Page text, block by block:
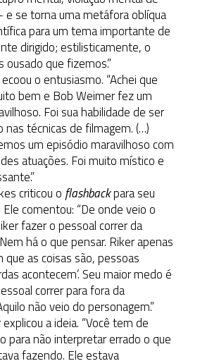
e se torna uma metáfora oblíqua
para um tema importante de
dirigido; estilisticamente, o
ousado que fizemos.”
o entusiasmo. “Achei que
bem e Bob Weimer fez um
Foi sua habilidade de ser
técnicas de filmagem. (…)
um episódio maravilhoso com
atuações. Foi muito místico e
criticou o flashbackpara seu
comentou: “De onde veio o
fazer o pessoal correr da
há o que pensar. Riker apenas
que as coisas são, pessoas
acontecem’. Seu maior medo é
correr para fora da
não veio do personagem.”
a ideia. “Você tem de
para não interpretar errado o que
fazendo. Ele estava